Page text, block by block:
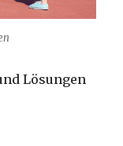
Lösungen